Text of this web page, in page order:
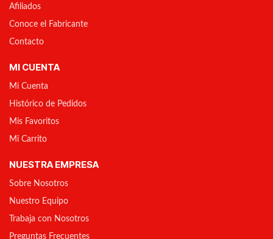
Afiliados
Conoce el Fabricante
Contacto
MI CUENTA
Mi Cuenta
Histórico de Pedidos
Mis Favoritos
Mi Carrito
NUESTRA EMPRESA
Sobre Nosotros
Nuestro Equipo
Trabaja con Nosotros
Preguntas Frecuentes